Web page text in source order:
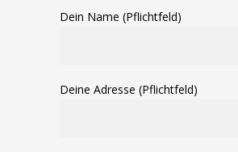
Dein Name (Pflichtfeld)
Deine Adresse (Pflichtfeld)